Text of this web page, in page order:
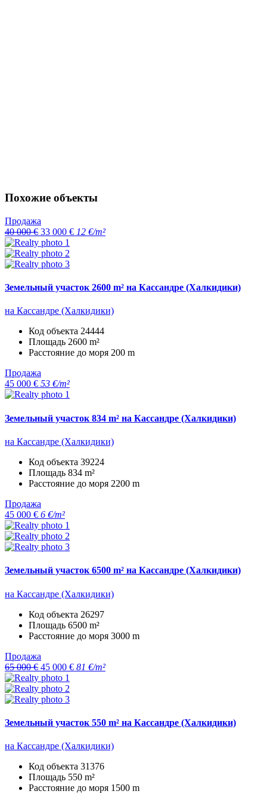
Похожие объекты
Продажа
40 000 € 33 000 € 12 €/m²
Земельный участок 2600 m² на Кассандре (Халкидики)
на Кассандре (Халкидики)
Код объекта 24444
Площадь 2600 m²
Расстояние до моря 200 m
Продажа
45 000 € 53 €/m²
Земельный участок 834 m² на Кассандре (Халкидики)
на Кассандре (Халкидики)
Код объекта 39224
Площадь 834 m²
Расстояние до моря 2200 m
Продажа
45 000 € 6 €/m²
Земельный участок 6500 m² на Кассандре (Халкидики)
на Кассандре (Халкидики)
Код объекта 26297
Площадь 6500 m²
Расстояние до моря 3000 m
Продажа
65 000 € 45 000 € 81 €/m²
Земельный участок 550 m² на Кассандре (Халкидики)
на Кассандре (Халкидики)
Код объекта 31376
Площадь 550 m²
Расстояние до моря 1500 m